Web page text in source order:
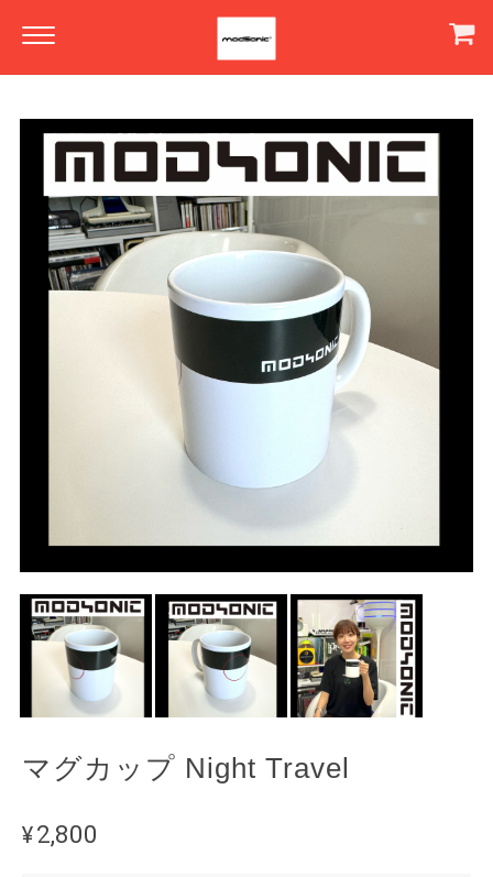
マグカップ Night Travel
¥2,800